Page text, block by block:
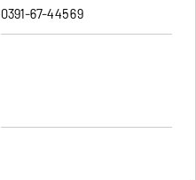
0391-67-44569